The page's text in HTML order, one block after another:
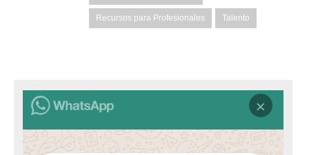
Recursos para Profesionales Talento